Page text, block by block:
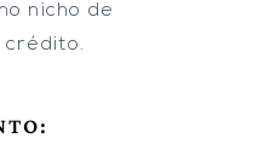
nicho de
crédito.